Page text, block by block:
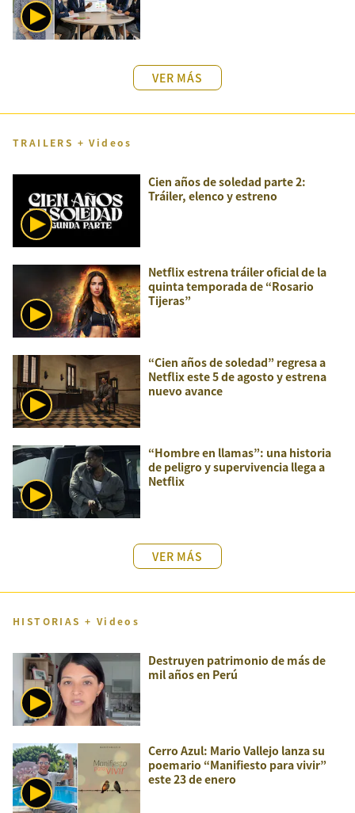
VER MÁS
TRAILERS + Videos
Cien años de soledad parte 2:
Tráiler, elenco y estreno
Netflix estrena tráiler oficial de la
quinta temporada de “Rosario
Tijeras”
“Cien años de soledad” regresa a
Netflix este 5 de agosto y estrena
nuevo avance
“Hombre en llamas”: una historia
de peligro y supervivencia llega a
Netflix
VER MÁS
HISTORIAS + Videos
Destruyen patrimonio de más de
mil años en Perú
Cerro Azul: Mario Vallejo lanza su
poemario “Manifiesto para vivir”
este 23 de enero